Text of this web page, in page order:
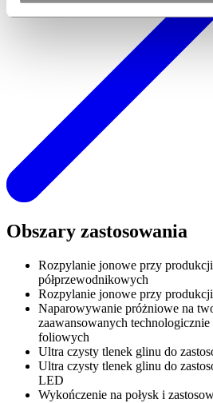
Obszary zastosowania
Rozpylanie jonowe przy
półprzewodnikowych
Rozpylanie jonowe przy
Naparowywanie próżniowe na
zaawansowanych
foliowych
Ultra czysty tlenek glinu do
Ultra czysty tlenek glinu do
LED
Wykończenie na połysk i